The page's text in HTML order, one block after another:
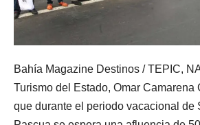
Bahía Magazine Destinos / TEPIC,
Turismo del Estado, Omar Camarena
que durante el periodo vacacional de